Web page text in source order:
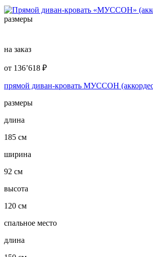
размеры
на заказ
от 136’618 ₽
прямой диван-кровать МУССОН
размеры
длина
185 см
ширина
92 см
высота
120 см
спальное место
длина